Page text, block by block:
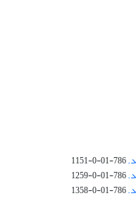
786-01-0-1151
786-01-0-1259
786-01-0-1358